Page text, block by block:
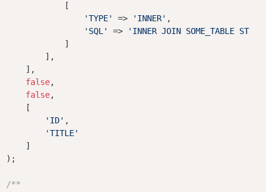
            [
'TYPE'
=> 'INNER' ,
'SQL'
=>
'INNER JOIN SOME_TABLE ST
            ]
        ],
    ],
false,
false,
    [
'ID' ,
'TITLE'
    ]
);
/**